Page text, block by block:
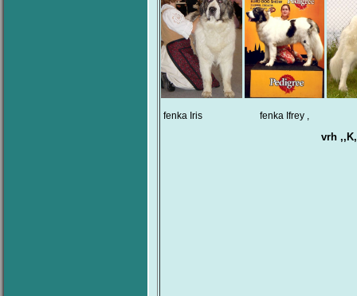
fenka Iris fenka Ifrey
vrh